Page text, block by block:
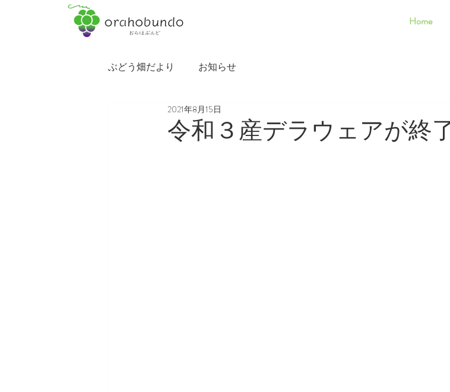
Home
ぶどう畑だより お知らせ
令和３産デラウェアが終
2021年8月15日